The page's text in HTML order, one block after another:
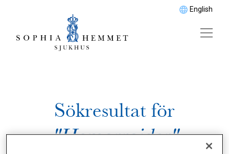
English
Sökresultat för
"Hemorrojder"